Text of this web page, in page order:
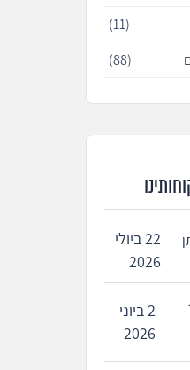
(11)
(88)
22 ביולי
2026
2 ביוני
2026